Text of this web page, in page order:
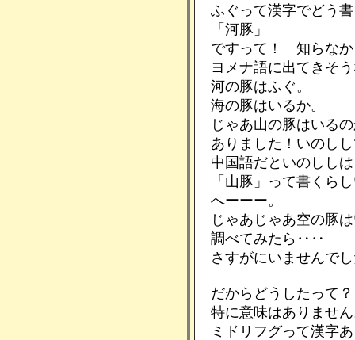
ふぐって漢字でどう
「河豚」
ですって！ 知らなか
ヨメナ語に出てきそ
河の豚はふぐ。
海の豚はいるか。
じゃあ山の豚はいる
ありました！いのし
中国語だといのしし
「山豚」って書くら
へーーー。
じゃあじゃあ空の豚
調べてみたら‥‥
さすがにいませんで
だからどうしたって？
特に意味はありませ
ミドリフグって漢字